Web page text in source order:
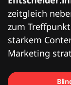
zeitgleich
zum
starkem
Marketing